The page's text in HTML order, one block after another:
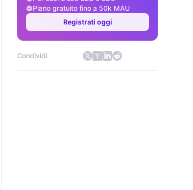
Piano gratuito fino a 50k MAU
Registrati oggi
Condividi